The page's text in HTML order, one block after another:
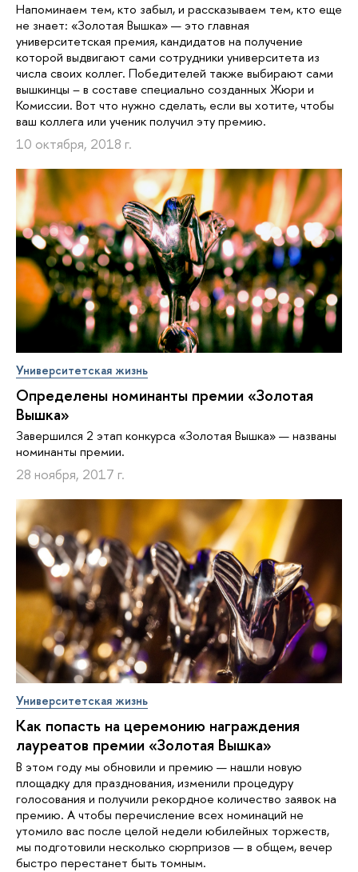
Напоминаем тем, кто забыл, и рассказываем тем, кто еще
не знает: «Золотая Вышка» — это главная
университетская премия, кандидатов на получение
которой выдвигают сами сотрудники университета из
числа своих коллег. Победителей также выбирают сами
вышкинцы – в составе специально созданных Жюри и
Комиссии. Вот что нужно сделать, если вы хотите, чтобы
ваш коллега или ученик получил эту премию.
10 октября, 2018 г.
Университетская жизнь
Определены номинанты премии «Золотая
Вышка»
Завершился 2 этап конкурса «Золотая Вышка» — названы
номинанты премии.
28 ноября, 2017 г.
Университетская жизнь
Как попасть на церемонию награждения
лауреатов премии «Золотая Вышка»
В этом году мы обновили и премию — нашли новую
площадку для празднования, изменили процедуру
голосования и получили рекордное количество заявок на
премию. А чтобы перечисление всех номинаций не
утомило вас после целой недели юбилейных торжеств,
мы подготовили несколько сюрпризов — в общем, вечер
быстро перестанет быть томным.